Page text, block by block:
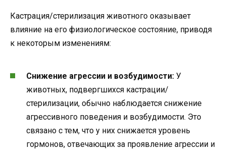
Кастрация/стерилизация животного оказывает
влияние на его физиологическое состояние, приводя
к некоторым изменениям:
Снижение агрессии и возбудимости: У
животных, подвергшихся кастрации/
стерилизации, обычно наблюдается снижение
агрессивного поведения и возбудимости. Это
связано с тем, что у них снижается уровень
гормонов, отвечающих за проявление агрессии и